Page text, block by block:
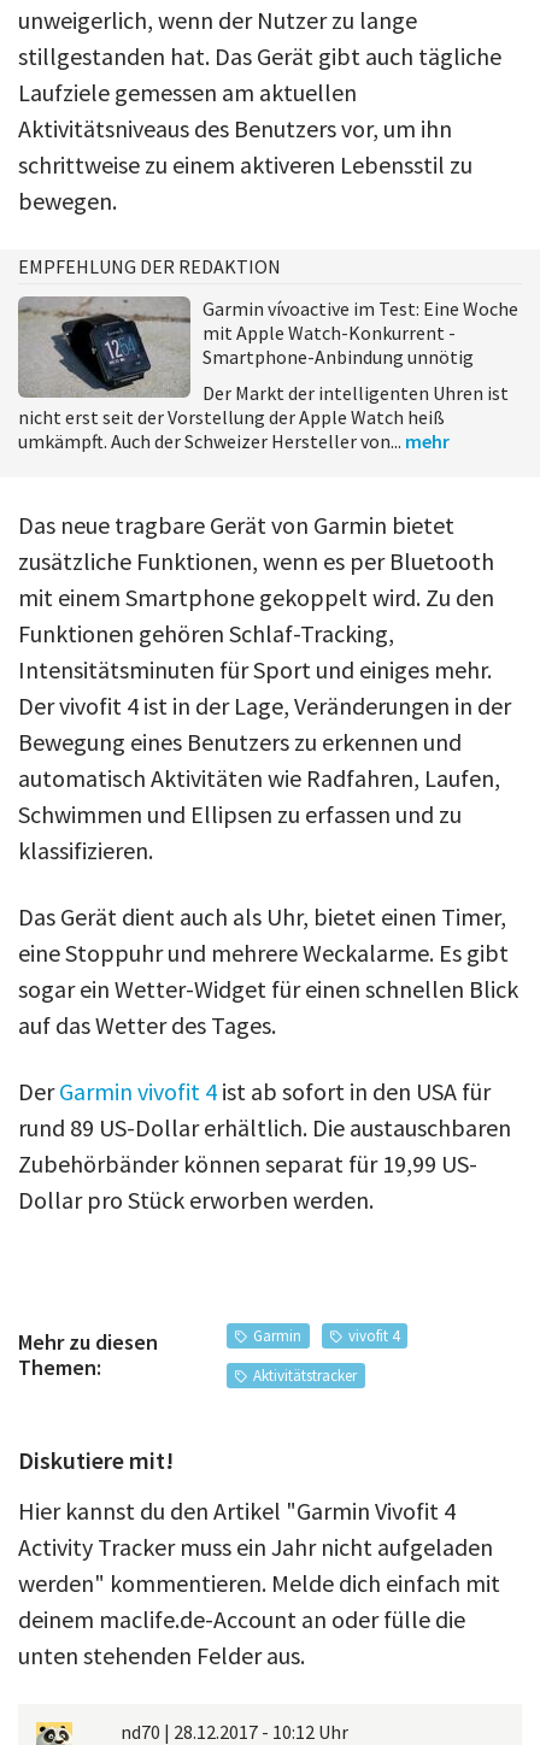
unweigerlich, wenn der Nutzer zu lange
stillgestanden hat. Das Gerät gibt auch tägliche
Laufziele gemessen am aktuellen
Aktivitätsniveaus des Benutzers vor, um ihn
schrittweise zu einem aktiveren Lebensstil zu
bewegen.
EMPFEHLUNG DER REDAKTION
Garmin vívoactive im Test: Eine Woche
mit Apple Watch-Konkurrent -
Smartphone-Anbindung unnötig
Der Markt der intelligenten Uhren ist
nicht erst seit der Vorstellung der Apple Watch heiß
umkämpft. Auch der Schweizer Hersteller von... mehr
Das neue tragbare Gerät von Garmin bietet
zusätzliche Funktionen, wenn es per Bluetooth
mit einem Smartphone gekoppelt wird. Zu den
Funktionen gehören Schlaf-Tracking,
Intensitätsminuten für Sport und einiges mehr.
Der vivofit 4 ist in der Lage, Veränderungen in der
Bewegung eines Benutzers zu erkennen und
automatisch Aktivitäten wie Radfahren, Laufen,
Schwimmen und Ellipsen zu erfassen und zu
klassifizieren.
Das Gerät dient auch als Uhr, bietet einen Timer,
eine Stoppuhr und mehrere Weckalarme. Es gibt
sogar ein Wetter-Widget für einen schnellen Blick
auf das Wetter des Tages.
DerGarmin vivofit 4 ist ab sofort in den USA für
rund 89 US-Dollar erhältlich. Die austauschbaren
Zubehörbänder können separat für 19,99 US-
Dollar pro Stück erworben werden.
Mehr zu diesen
Themen:
Garmin
vivofit 4
Aktivitätstracker
Diskutiere mit!
Hier kannst du den Artikel "Garmin Vivofit 4
Activity Tracker muss ein Jahr nicht aufgeladen
werden" kommentieren. Melde dich einfach mit
deinem maclife.de-Account an oder fülle die
unten stehenden Felder aus.
nd70 | 28.12.2017 - 10:12 Uhr